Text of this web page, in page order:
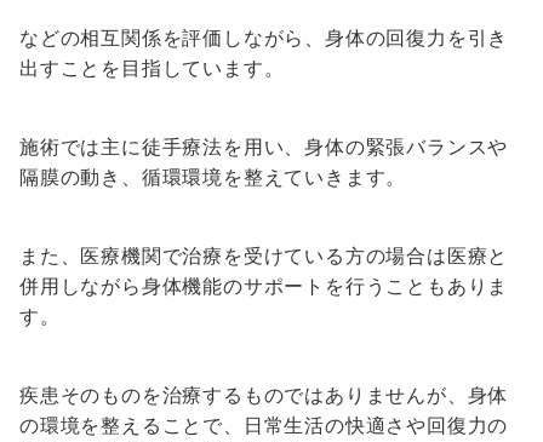
などの相互関係を評価しながら、身体の回復力を引き
出すことを目指しています。
施術では主に徒手療法を用い、身体の緊張バランスや
隔膜の動き、循環環境を整えていきます。
また、医療機関で治療を受けている方の場合は医療と
併用しながら身体機能のサポートを行うこともありま
す。
疾患そのものを治療するものではありませんが、身体
の環境を整えることで、日常生活の快適さや回復力の